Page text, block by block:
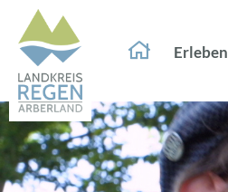
Er­le­ben